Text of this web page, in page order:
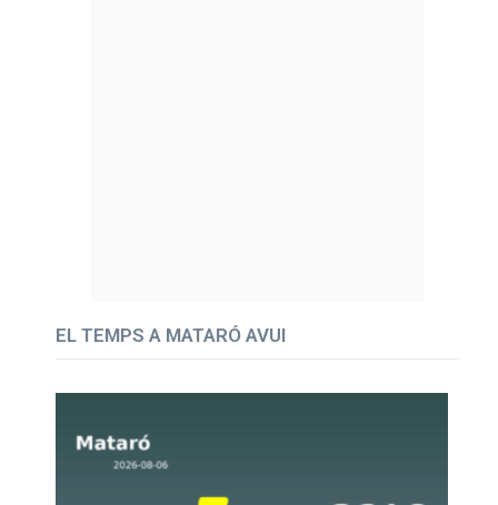
EL TEMPS A MATARÓ AVUI